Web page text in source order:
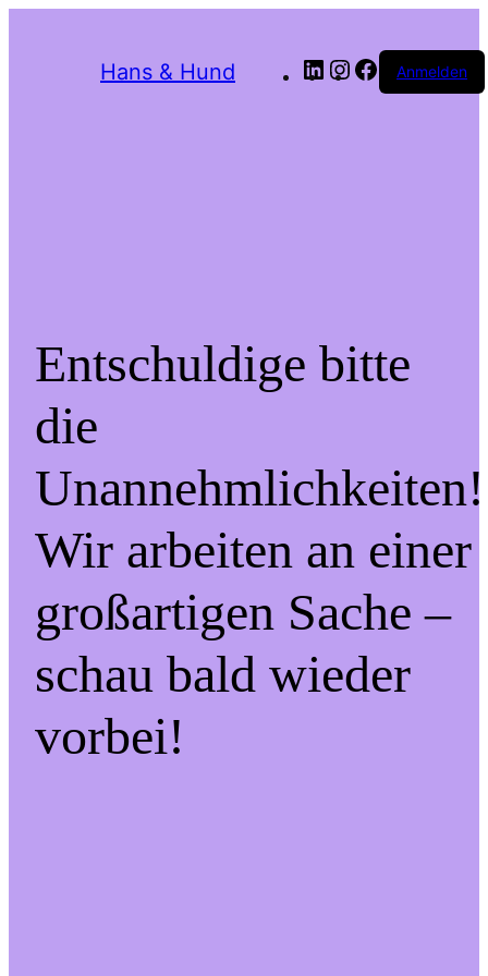
Hans & Hund LinkedInInstagram
Facebook
Anmelden
Entschuldige bitte
die
Unannehmlichkeiten!
Wir arbeiten an einer
großartigen Sache –
schau bald wieder
vorbei!